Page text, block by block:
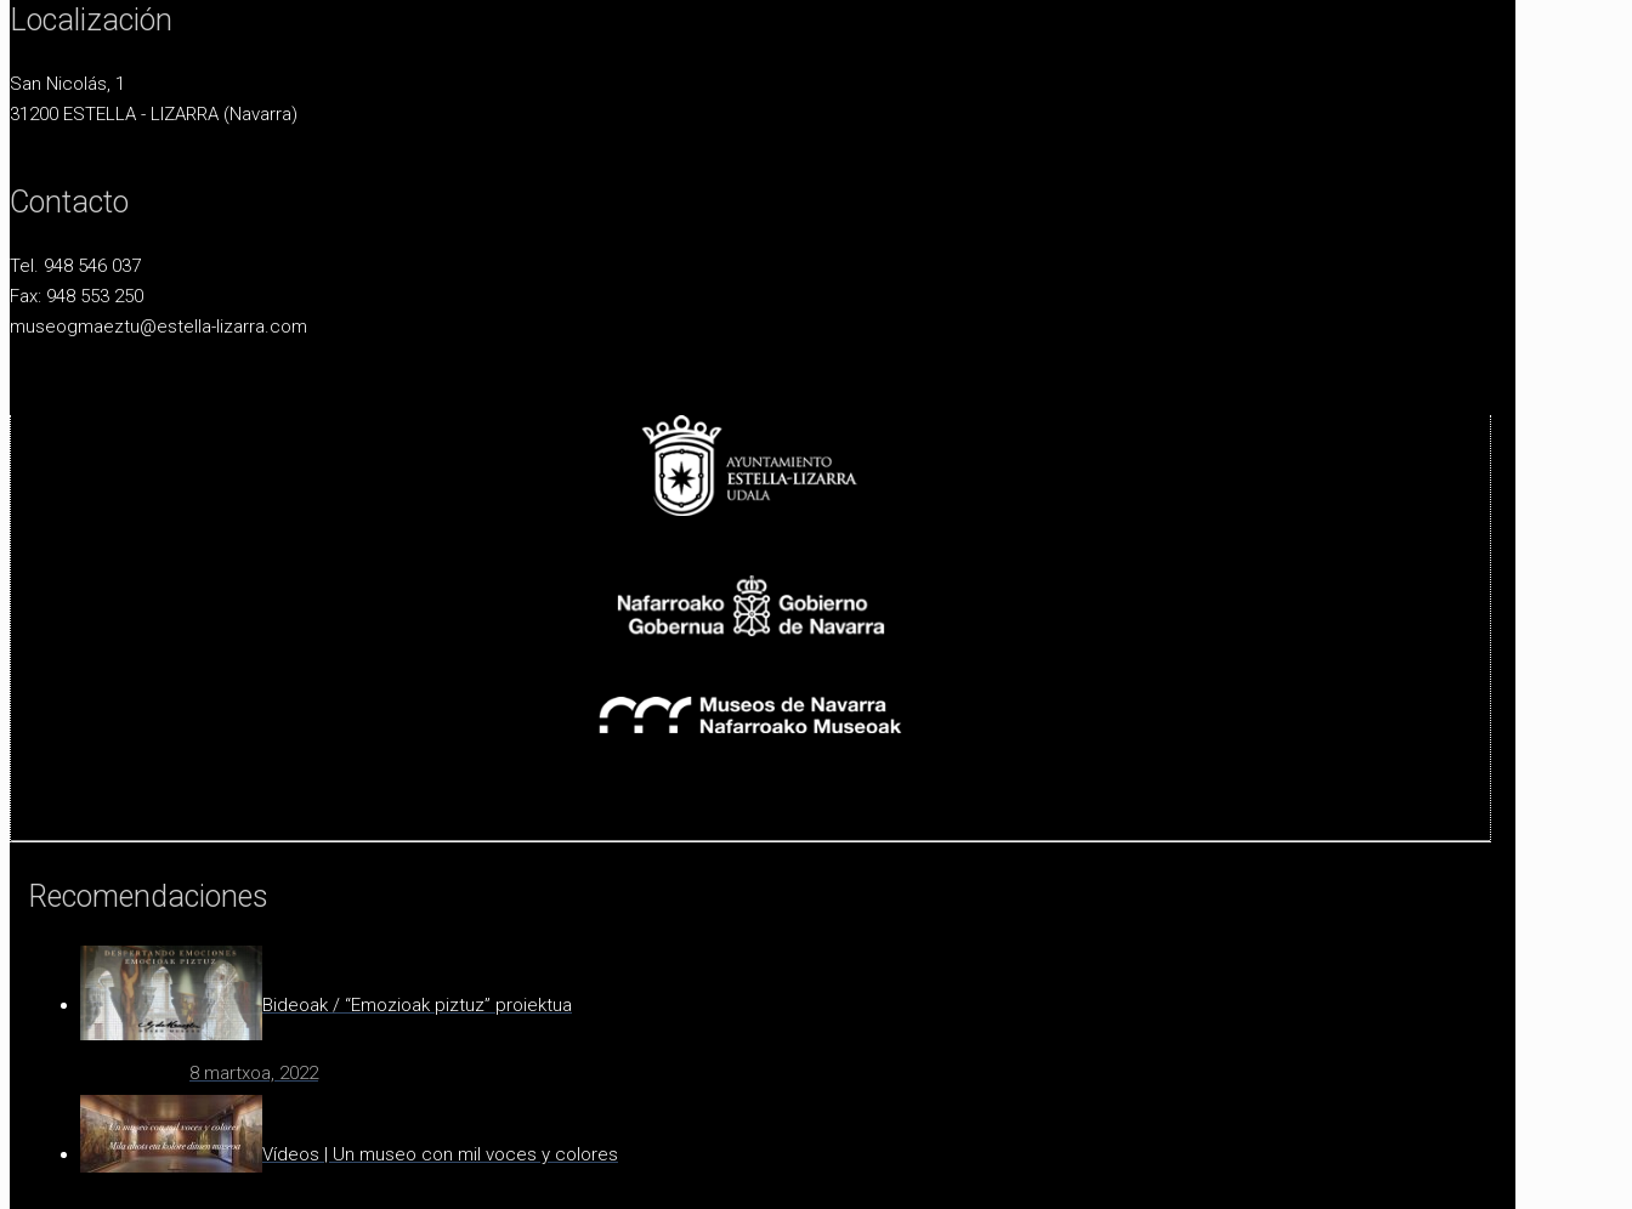
Localización
San Nicolás, 1
31200 ESTELLA - LIZARRA (Navarra)
Contacto
Tel. 948 546 037
Fax: 948 553 250
museogmaeztu@estella-lizarra.com
Recomendaciones
Bideoak / “Emozioak piztuz” proiektua
8 martxoa, 2022
Vídeos | Un museo con mil voces y colores